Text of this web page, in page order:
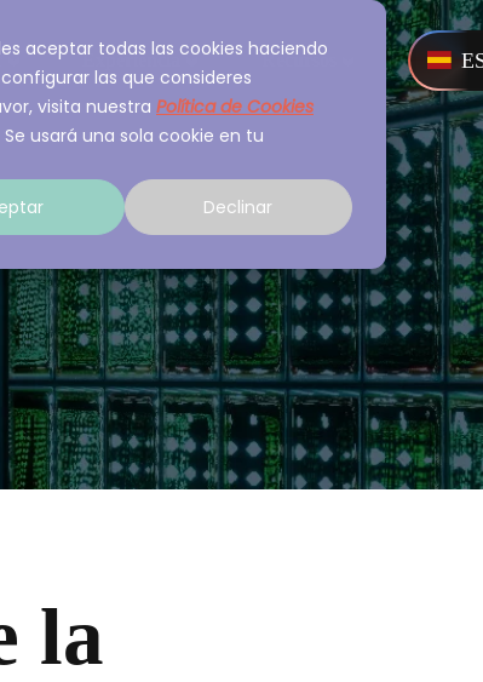
aceptar todas las cookies haciendo
las que consideres
visita nuestra Política de Cookies
usará una sola cookie en tu
Declinar
Experiencia Recursos
la